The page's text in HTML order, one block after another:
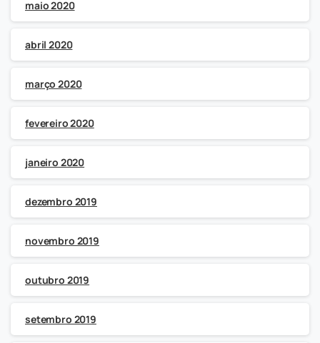
maio 2020
abril 2020
março 2020
fevereiro 2020
janeiro 2020
dezembro 2019
novembro 2019
outubro 2019
setembro 2019